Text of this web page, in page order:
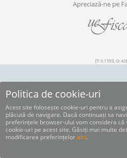
Apreciază-ne pe
[T: 0.1703, O: 42]
Politica de cookie-uri
Acest site folosește cookie-uri pentru a
plăcută de navigare. Dacă continuați sa
preferințele browser-ului vom considera că
cookie-uri pe acest site. Găsiți mai multe
modificarea preferințeloraici.